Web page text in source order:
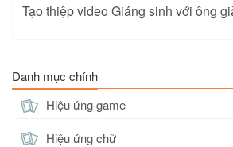
Tạo thiệp video Giáng sinh với ông
Danh mục chính
Hiệu ứng game
Hiệu ứng chữ